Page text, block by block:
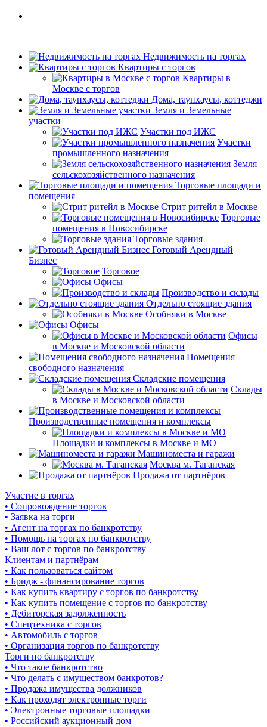
Недвижимость на торгах
Квартиры с торгов
Квартиры в
Москве с торгов
Дома, таунхаусы, коттеджи
Земля и Земельные
участки
Участки под ИЖС
Участки
промышленного назначения
Земля
сельскохозяйственного назначения
Торговые площади и
помещения
Стрит ритейл в Москве
Торговые
помещения в Новосибирске
Торговые здания
Готовый Арендный
Бизнес
Торговое
Офисы
Производство и склады
Отдельно стоящие здания
Особняки в Москве
Офисы
Офисы
в Москве и Московской области
Помещения
свободного назначения
Складские помещения
Склады
в Москве и Московской области
Производственные помещения и комплексы
Площадки и комплексы в Москве и МО
Машиноместа и гаражи
Москва м. Таганская
Продажа от партнёров
Участие в торгах
• Сопровождение торгов
• Заявка на торги
• Агент на торгах по банкротству
• Помощь на торгах по банкротству
• Ваш лот с торгов по банкротству
Клиентам и партнёрам
• Как пользоваться сайтом
• Бридж - финансирование торгов
• Как купить квартиру с торгов по банкротству
• Как купить помещение с торгов по банкротству
• Дебиторская задолженность
• Спецтехника с торгов
• Автомобиль с торгов
• Организация торгов по банкротству
Торги по банкротству
• Что такое банкротство
• Что делать с имуществом банкротов?
• Продажа имущества должников
• Как проходят электронные торги
• Электронные торговые площадки
• Российский аукционный дом